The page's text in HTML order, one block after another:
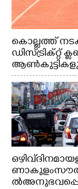
കൊല്ലത്ത്
ഡിസ്ട്രിക്റ്റ്
നായകൾ.
ഒഴിവ്
ണാകുളം
ൽ